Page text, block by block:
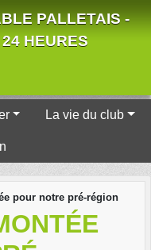
PALLETAIS -
HEURES
La vie du club
pour notre pré-région